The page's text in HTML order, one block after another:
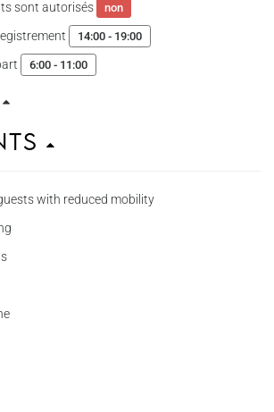
sont autorisés non
14:00 - 19:00
6:00 - 11:00
with reduced mobility